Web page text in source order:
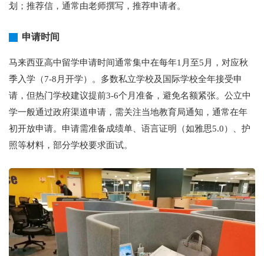
划；推荐信，通常由老师撰写，推荐申请者。
申请时间
马来西亚高中留学申请时间通常集中在每年1月至5月，对应秋
季入学（7-8月开学）。多数私立学校及国际学校全年接受申
请，但热门学校建议提前3-6个月准备，避免名额紧张。公立中
学一般通过政府渠道申请，需关注当地教育局通知，通常在年
初开放申请。申请需准备成绩单、语言证明（如雅思5.0）、护
照等材料，部分学校要求面试。